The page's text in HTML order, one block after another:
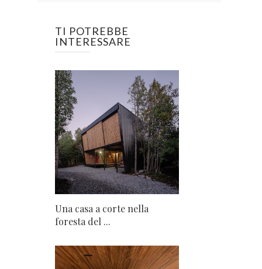
TI POTREBBE
INTERESSARE
Una casa a corte nella
foresta del ...